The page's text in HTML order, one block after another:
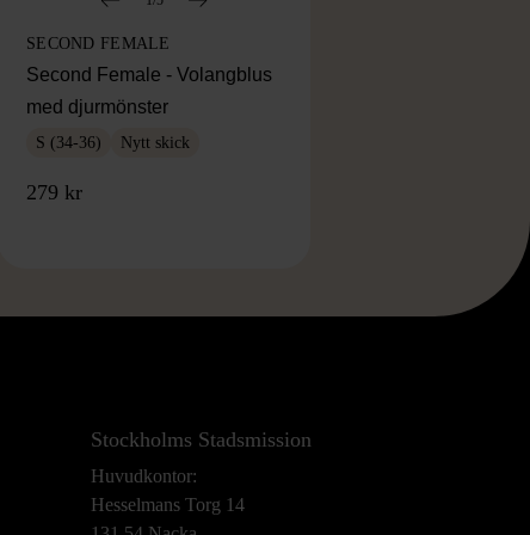
SECOND FEMALE
Second Female - Volangblus
med djurmönster
S (34-36) Nytt skick
279 kr
Stockholms Stadsmission
Huvudkontor:
Hesselmans Torg 14